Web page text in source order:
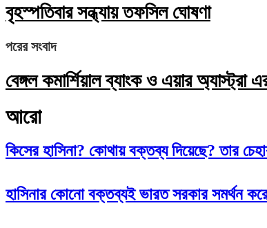
বৃহস্পতিবার সন্ধ্যায় তফসিল ঘোষণা
পরের সংবাদ
বেঙ্গল কমার্শিয়াল ব্যাংক ও এয়ার
আরো
কিসের হাসিনা? কোথায় বক্তব্য দিয়েছে? তার
হাসিনার কোনো বক্তব্যই ভারত সরকার সমর্থন